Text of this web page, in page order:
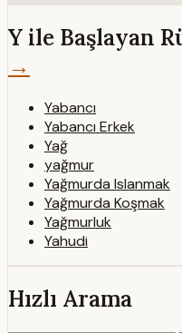
Y ile Başlayan
→
Yabancı
Yabancı Erkek
Yağ
yağmur
Yağmurda Islanmak
Yağmurda Koşmak
Yağmurluk
Yahudi
Hızlı Arama